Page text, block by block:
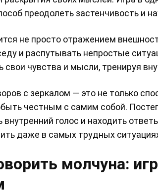
преодолеть застенчивость и
не просто отражением
и распутывать непростые
свои чувства и мысли, тренируя
с зеркалом — это не только
честным с самим собой.
внутренний голос и находить
даже в самых трудных
молчуна: